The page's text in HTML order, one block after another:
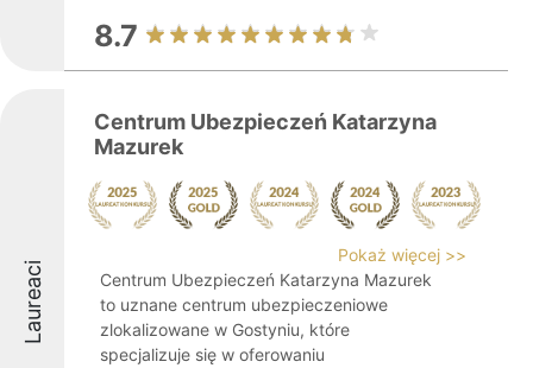
8.7
Laureaci
Centrum Ubezpieczeń Katarzyna
Mazurek
Pokaż więcej >>
Centrum Ubezpieczeń Katarzyna Mazurek
to uznane centrum ubezpieczeniowe
zlokalizowane w Gostyniu, które
specjalizuje się w oferowaniu